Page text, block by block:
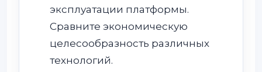
эксплуатации платформы.
Сравните экономическую
целесообразность различных
технологий.